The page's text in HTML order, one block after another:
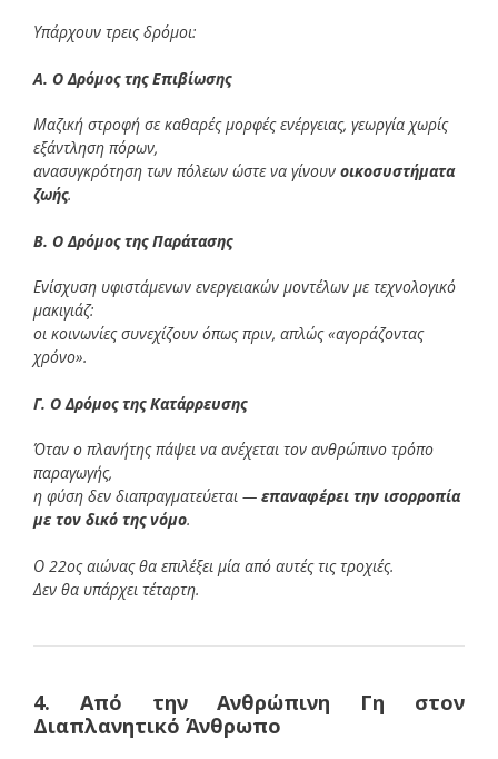
Υπάρχουν τρεις δρόμοι:
Α. Ο Δρόμος της Επιβίωσης
Μαζική στροφή σε καθαρές μορφές ενέργειας, γεωργία χωρίς
εξάντληση πόρων,
ανασυγκρότηση των πόλεων ώστε να γίνουν οικοσυστήματα
ζωής.
Β. Ο Δρόμος της Παράτασης
Ενίσχυση υφιστάμενων ενεργειακών μοντέλων με τεχνολογικό
μακιγιάζ:
οι κοινωνίες συνεχίζουν όπως πριν, απλώς «αγοράζοντας
χρόνο».
Γ. Ο Δρόμος της Κατάρρευσης
Όταν ο πλανήτης πάψει να ανέχεται τον ανθρώπινο τρόπο
παραγωγής,
η φύση δεν διαπραγματεύεται — επαναφέρει την ισορροπία
με τον δικό της νόμο.
Ο 22ος αιώνας θα επιλέξει μία από αυτές τις τροχιές.
Δεν θα υπάρχει τέταρτη.
4. Από την Ανθρώπινη Γη στον
Διαπλανητικό Άνθρωπο